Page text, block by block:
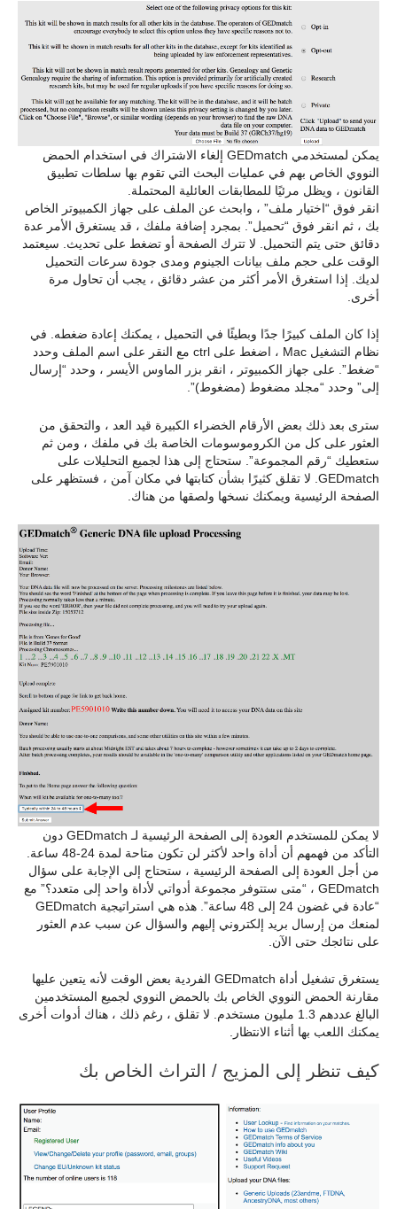
يمكن لمستخدمي GEDmatch إلغاء الاشتراك في استخدام الحمض
النووي الخاص بهم في عمليات البحث التي تقوم بها سلطات تطبيق
القانون ، ويظل مرئيًا للمطابقات العائلية المحتملة.
انقر فوق “اختيار ملف” ، وابحث عن الملف على جهاز الكمبيوتر الخاص
بك ، ثم انقر فوق “تحميل”. بمجرد إضافة ملفك ، قد يستغرق الأمر عدة
دقائق حتى يتم التحميل. لا تترك الصفحة أو تضغط على تحديث. سيعتمد
الوقت على حجم ملف بيانات الجينوم ومدى جودة سرعات التحميل
لديك. إذا استغرق الأمر أكثر من عشر دقائق ، يجب أن تحاول مرة
أخرى.
إذا كان الملف كبيرًا جدًا وبطيئًا في التحميل ، يمكنك إعادة ضغطه. في
نظام التشغيل Mac ، اضغط على ctrl مع النقر على اسم الملف وحدد
“ضغط”. على جهاز الكمبيوتر ، انقر بزر الماوس الأيسر ، وحدد “إرسال
إلى” وحدد “مجلد مضغوط (مضغوط)”.
سترى بعد ذلك بعض الأرقام الخضراء الكبيرة قيد العد ، والتحقق من
العثور على كل من الكروموسومات الخاصة بك في ملفك ، ومن ثم
ستعطيك “رقم المجموعة”. ستحتاج إلى هذا لجميع التحليلات على
GEDmatch. لا تقلق كثيرًا بشأن كتابتها في مكان آمن ، فستظهر على
الصفحة الرئيسية ويمكنك نسخها ولصقها من هناك.
لا يمكن للمستخدم العودة إلى الصفحة الرئيسية لـ GEDmatch دون
التأكد من فهمهم أن أداة واحد لأكثر لن تكون متاحة لمدة 24-48 ساعة.
من أجل العودة إلى الصفحة الرئيسية ، ستحتاج إلى الإجابة على سؤال
GEDmatch ، “متى ستتوفر مجموعة أدواتي لأداة واحد إلى متعدد؟” مع
“عادة في غضون 24 إلى 48 ساعة”. هذه هي استراتيجية GEDmatch
لمنعك من إرسال بريد إلكتروني إليهم والسؤال عن سبب عدم العثور
على نتائجك حتى الآن.
يستغرق تشغيل أداة GEDmatch الفردية بعض الوقت لأنه يتعين عليها
مقارنة الحمض النووي الخاص بك بالحمض النووي لجميع المستخدمين
البالغ عددهم 1.3 مليون مستخدم. لا تقلق ، رغم ذلك ، هناك أدوات أخرى
يمكنك اللعب بها أثناء الانتظار.
كيف تنظر إلى المزيج / التراث الخاص بك